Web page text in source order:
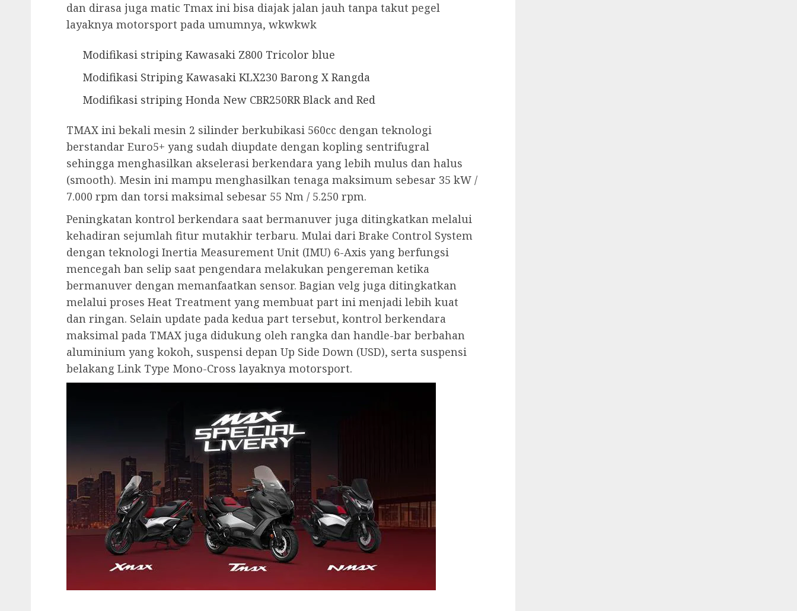
dan dirasa juga matic Tmax ini bisa diajak jalan jauh tanpa takut pegel
layaknya motorsport pada umumnya, wkwkwk
Modifikasi striping Kawasaki Z800 Tricolor blue
Modifikasi Striping Kawasaki KLX230 Barong X Rangda
Modifikasi striping Honda New CBR250RR Black and Red
TMAX ini bekali mesin 2 silinder berkubikasi 560cc dengan teknologi
berstandar Euro5+ yang sudah diupdate dengan kopling sentrifugral
sehingga menghasilkan akselerasi berkendara yang lebih mulus dan halus
(smooth). Mesin ini mampu menghasilkan tenaga maksimum sebesar 35 kW /
7.000 rpm dan torsi maksimal sebesar 55 Nm / 5.250 rpm.
Peningkatan kontrol berkendara saat bermanuver juga ditingkatkan melalui
kehadiran sejumlah fitur mutakhir terbaru. Mulai dari Brake Control System
dengan teknologi Inertia Measurement Unit (IMU) 6-Axis yang berfungsi
mencegah ban selip saat pengendara melakukan pengereman ketika
bermanuver dengan memanfaatkan sensor. Bagian velg juga ditingkatkan
melalui proses Heat Treatment yang membuat part ini menjadi lebih kuat
dan ringan. Selain update pada kedua part tersebut, kontrol berkendara
maksimal pada TMAX juga didukung oleh rangka dan handle-bar berbahan
aluminium yang kokoh, suspensi depan Up Side Down (USD), serta suspensi
belakang Link Type Mono-Cross layaknya motorsport.